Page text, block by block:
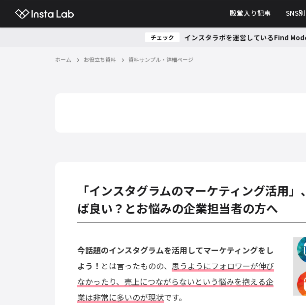
殿堂入り記事 SNS
チェック インスタラボを運営しているFind
ホーム お役立ち資料 資料サンプル・詳細ページ
「インスタグラムのマーケティング活用
ば良い？とお悩みの企業担当者の方へ
今話題のインスタグラムを活用してマーケティングをし
よう！ とは言ったものの、 思うようにフォロワーが伸び
なかったり、売上につながらないという悩みを抱える企
業は非常に多いのが現状です。